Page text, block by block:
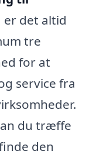
er det altid
tre
for at
service fra
du træffe
den